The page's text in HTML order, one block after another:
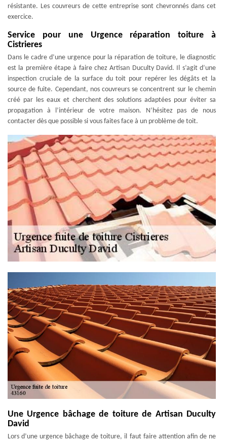
résistante. Les couvreurs de cette entreprise sont chevronnés dans cet
exercice.
Service pour une Urgence réparation toiture à
Cistrieres
Dans le cadre d’une urgence pour la réparation de toiture, le diagnostic
est la première étape à faire chez Artisan Duculty David. Il s’agit d’une
inspection cruciale de la surface du toit pour repérer les dégâts et la
source de fuite. Cependant, nos couvreurs se concentrent sur le chemin
créé par les eaux et cherchent des solutions adaptées pour éviter sa
propagation à l’intérieur de votre maison. N’hésitez pas de nous
contacter dès que possible si vous faites face à un problème de toit.
Une Urgence bâchage de toiture de Artisan Duculty
David
Lors d’une urgence bâchage de toiture, il faut faire attention afin de ne